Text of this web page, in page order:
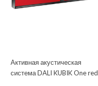
Активная акустическая
система DALI KUBIK One red